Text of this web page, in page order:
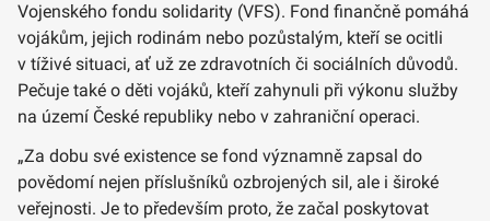
Vojenského fondu solidarity (VFS). Fond finančně pomáhá
vojákům, jejich rodinám nebo pozůstalým, kteří se ocitli
v tíživé situaci, ať už ze zdravotních či sociálních důvodů.
Pečuje také o děti vojáků, kteří zahynuli při výkonu služby
na území České republiky nebo v zahraniční operaci.
„Za dobu své existence se fond významně zapsal do
povědomí nejen příslušníků ozbrojených sil, ale i široké
veřejnosti. Je to především proto, že začal poskytovat